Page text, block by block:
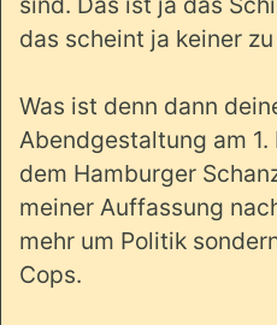
das scheint ja keiner
Was ist denn dann
Abendgestaltung am
dem Hamburger
meiner Auffassung
mehr um Politik
Cops.